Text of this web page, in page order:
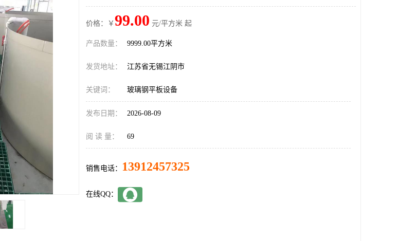
价格：￥ 99.00 元/平方米 起
产品数量： 9999.00平方米
发货地址： 江苏省无锡江阴市
关键词： 玻璃钢平板设备
发布日期： 2026-08-09
阅 读 量： 69
销售电话： 13912457325
在线QQ：